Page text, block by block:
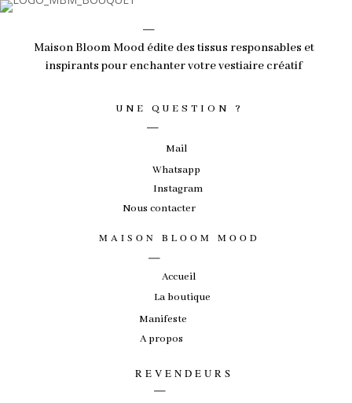
Maison Bloom Mood édite des tissus responsables et
inspirants pour enchanter votre vestiaire créatif
UNE QUESTION ?
_
Mail
Whatsapp
Instagram
Nous contacter
_
Accueil
La boutique
Manifeste
A propos
MAISON BLOOM MOOD
REVENDEURS
_